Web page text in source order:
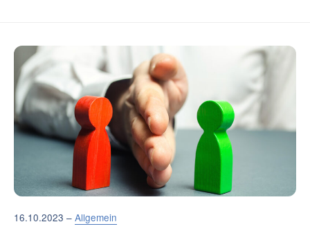
16.10.2023 – Allgemein